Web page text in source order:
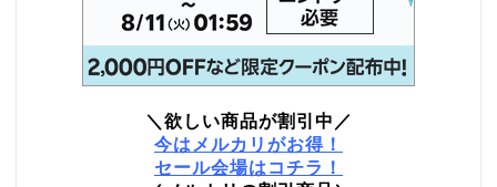
＼欲しい商品が割引中／
今はメルカリがお得！
セール会場はコチラ！